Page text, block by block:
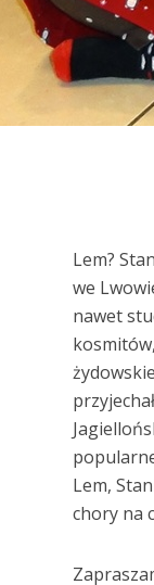
Lem?
we
nawet
Lem,
chory na